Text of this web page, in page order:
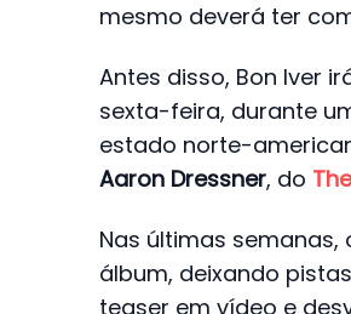
mesmo deverá ter
Antes disso, Bon Iver
sexta-feira, durante
estado norte-
Aaron Dressner, do
Nas últimas
álbum, deixando
teaser em vídeo e